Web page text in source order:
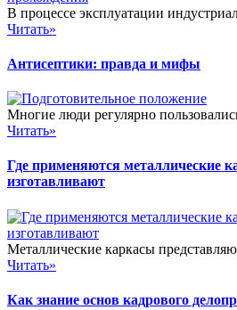
В процессе эксплуатации
Читать»
Антисептики: правда и мифы
Многие люди регулярно
Читать»
Где применяются металлические
изготавливают
Металлические каркасы
Читать»
Как знание основ кадрового